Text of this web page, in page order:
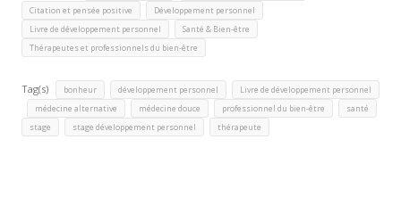
Citation et pensée positive Développement personnel
Livre de développement personnel Santé & Bien-être
Thérapeutes et professionnels du bien-être
Tag(s) bonheur développement personnel Livre de développement personnel
médecine alternative médecine douce professionnel du bien-être santé
stage stage développement personnel thérapeute